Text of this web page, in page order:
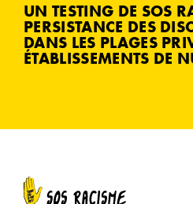
UN TESTING DE SOS
PERSISTANCE DES
DANS LES PLAGES
ÉTABLISSEMENTS DE